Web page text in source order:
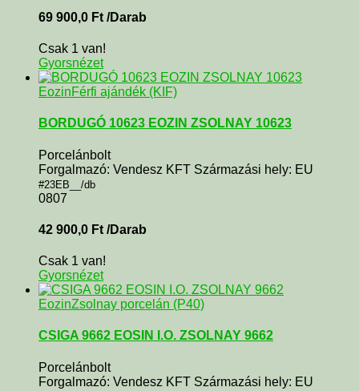
69 900,0 Ft /Darab
Csak 1 van!
Gyorsnézet
EozinFérfi ajándék (KIF)
BORDUGÓ 10623 EOZIN ZSOLNAY 10623
Porcelánbolt
Forgalmazó: Vendesz KFT Származási hely: EU
#23EB__/db
0807
42 900,0 Ft /Darab
Csak 1 van!
Gyorsnézet
EozinZsolnay porcelán (P40)
CSIGA 9662 EOSIN I.O. ZSOLNAY 9662
Porcelánbolt
Forgalmazó: Vendesz KFT Származási hely: EU